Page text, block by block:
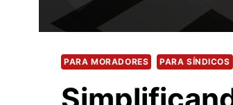
PARA MORADORES PARA SÍNDICOS